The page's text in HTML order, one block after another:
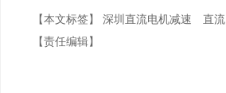
【本文标签】 深圳直流电机减速
直
【责任编辑】